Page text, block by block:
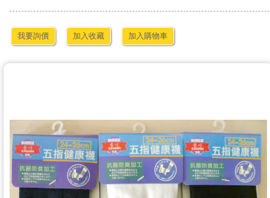
我要詢價 加入收藏 加入購物車